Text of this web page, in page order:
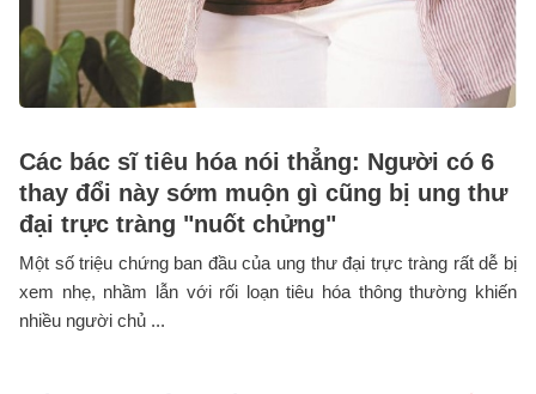
Các bác sĩ tiêu hóa nói thẳng: Người có 6
thay đổi này sớm muộn gì cũng bị ung thư
đại trực tràng "nuốt chửng"
Một số triệu chứng ban đầu của ung thư đại trực tràng rất dễ bị
xem nhẹ, nhầm lẫn với rối loạn tiêu hóa thông thường khiến
nhiều người chủ ...